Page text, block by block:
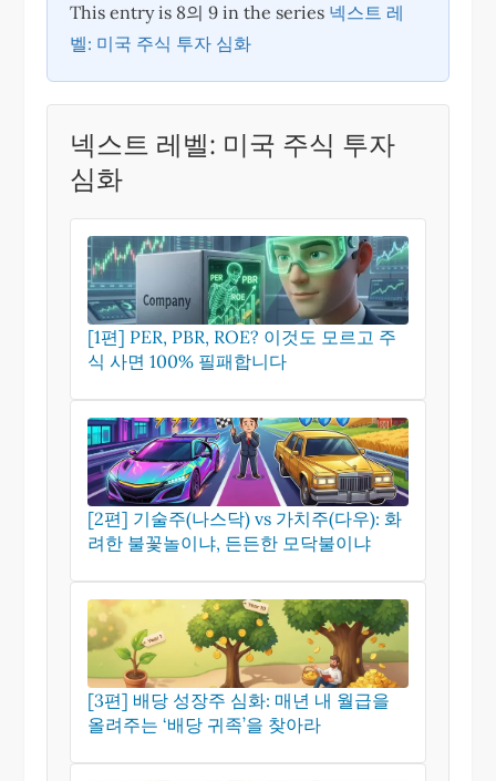
This entry is 8의 9 in the series 넥스트 레
벨: 미국 주식 투자 심화
넥스트 레벨: 미국 주식 투자
심화
[1편] PER, PBR, ROE? 이것도 모르고 주
식 사면 100% 필패합니다
[2편] 기술주(나스닥) vs 가치주(다우): 화
려한 불꽃놀이냐, 든든한 모닥불이냐
[3편] 배당 성장주 심화: 매년 내 월급을
올려주는 ‘배당 귀족’을 찾아라